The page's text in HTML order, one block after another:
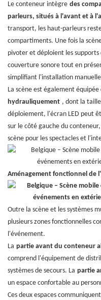
Le conteneur intègre des
parleurs, situés à l'avant et à
transport, les haut-parleurs
compartiments. Une fois la
pivoter et déploient les
couverture sonore tout en
simplifiant l'installation
La scène est également équipée
hydrauliquement , dont la
déploiement, l'écran LED peut
sur le côté gauche du
scène pour les spectacles et
Aménagement fonctionnel de
Outre la scène et les systèmes
plusieurs zones fonctionnelles
l'événement.
La partie avant du conteneur
comprend l'équipement de
systèmes de secours. La partie
un espace confortable au
Ces deux espaces